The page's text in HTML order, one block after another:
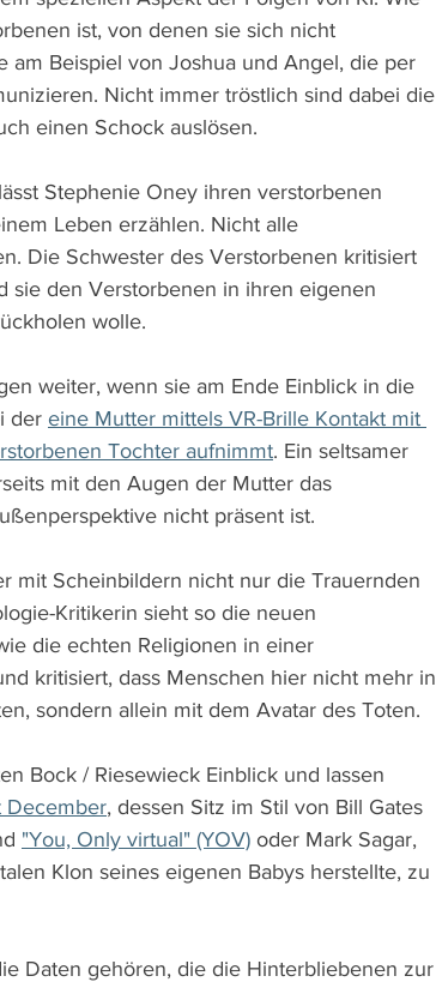
ist, von denen sie sich nicht
am Beispiel von Joshua und Angel, die per
Nicht immer tröstlich sind dabei die
einen Schock auslösen.
Stephenie Oney ihren verstorbenen
Leben erzählen. Nicht alle
Die Schwester des Verstorbenen kritisiert
sie den Verstorbenen in ihren eigenen
wolle.
weiter, wenn sie am Ende Einblick in die
der eine Mutter mittels VR-Brille Kontakt mit
Tochter aufnimmt. Ein seltsamer
mit den Augen der Mutter das
nicht präsent ist.
mit Scheinbildern nicht nur die Trauernden
Kritikerin sieht so die neuen
die echten Religionen in einer
kritisiert, dass Menschen hier nicht mehr in
sondern allein mit dem Avatar des Toten.
Bock / Riesewieck Einblick und lassen
December, dessen Sitz im Stil von Bill Gates
"You, Only virtual" (YOV) oder Mark Sagar,
Klon seines eigenen Babys herstellte, zu
Daten gehören, die die Hinterbliebenen zur